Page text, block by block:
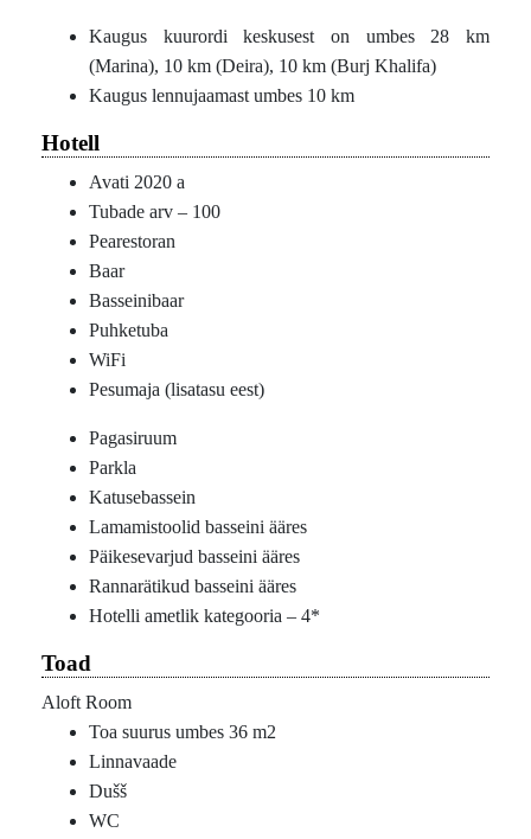
Kaugus kuurordi keskusest on umbes 28 km
(Marina), 10 km (Deira), 10 km (Burj Khalifa)
Kaugus lennujaamast umbes 10 km
Hotell
Avati 2020 a
Tubade arv – 100
Pearestoran
Baar
Basseinibaar
Puhketuba
WiFi
Pesumaja (lisatasu eest)
Pagasiruum
Parkla
Katusebassein
Lamamistoolid basseini ääres
Päikesevarjud basseini ääres
Rannarätikud basseini ääres
Hotelli ametlik kategooria – 4*
Toad
Aloft Room
Toa suurus umbes 36 m2
Linnavaade
Dušš
WC